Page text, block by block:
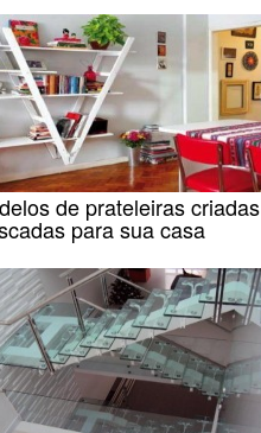
de prateleiras criadas
para sua casa